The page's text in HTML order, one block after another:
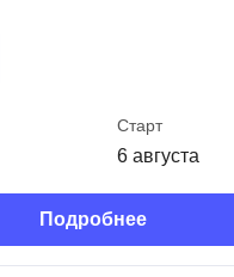
Старт
6 августа
Подробнее